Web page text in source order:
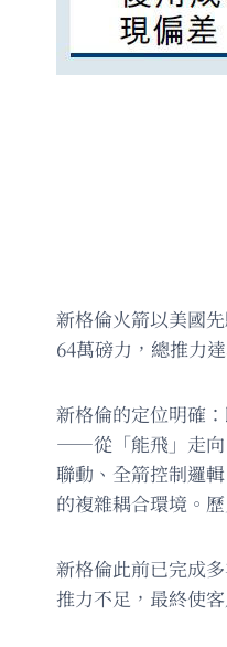
新格倫火箭以美國
64萬磅力，總推力
新格倫的定位明確
——從「能飛」走向
聯動、全箭控制邏
的複雜耦合環境。
新格倫此前已完成
推力不足，最終使